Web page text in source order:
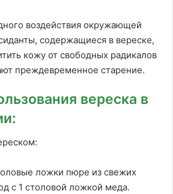
воздействия окружающей
содержащиеся в вереске,
кожу от свободных радикалов
преждевременное старение.
вереска в
ложки пюре из свежих
с 1 столовой ложкой меда.